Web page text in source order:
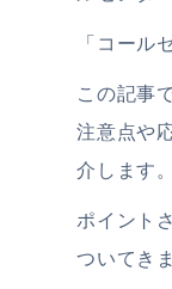
「コール
この記事
注意点や
介します。
ポイント
ついてき